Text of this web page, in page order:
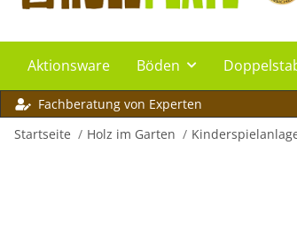
Aktionsware Böden
Fachberatung von Experten
Startseite
Holz im Garten